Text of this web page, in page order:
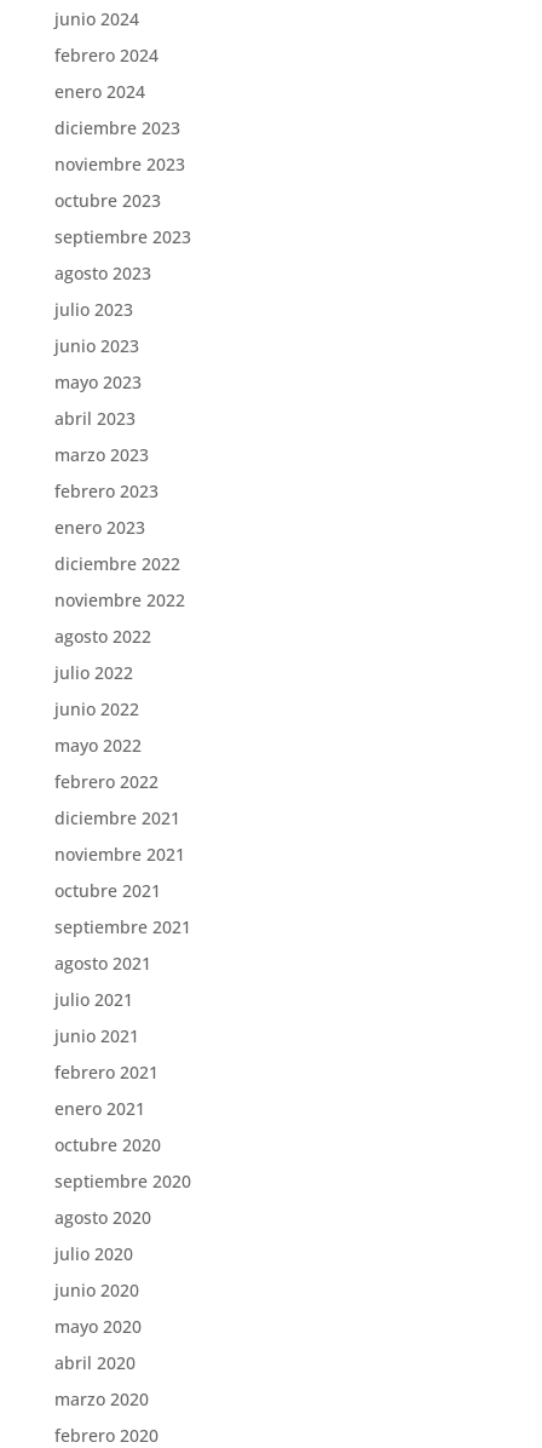
junio 2024
febrero 2024
enero 2024
diciembre 2023
noviembre 2023
octubre 2023
septiembre 2023
agosto 2023
julio 2023
junio 2023
mayo 2023
abril 2023
marzo 2023
febrero 2023
enero 2023
diciembre 2022
noviembre 2022
agosto 2022
julio 2022
junio 2022
mayo 2022
febrero 2022
diciembre 2021
noviembre 2021
octubre 2021
septiembre 2021
agosto 2021
julio 2021
junio 2021
febrero 2021
enero 2021
octubre 2020
septiembre 2020
agosto 2020
julio 2020
junio 2020
mayo 2020
abril 2020
marzo 2020
febrero 2020